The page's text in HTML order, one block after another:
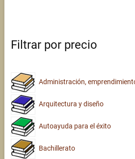
Filtrar por precio
Administración,
Arquitectura y diseño
Autoayuda para el éxito
Bachillerato